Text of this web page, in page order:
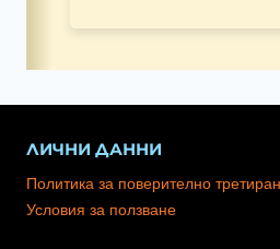
ЛИЧНИ ДАННИ
Политика за поверително
Условия за ползване